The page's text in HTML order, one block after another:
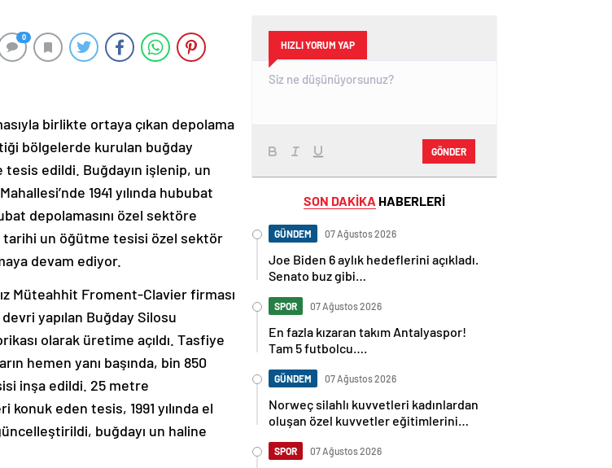
0
birlikte ortaya çıkan depolama
bölgelerde kurulan buğday
tesis edildi. Buğdayın işlenip, un
1941 yılında hububat
depolamasını özel sektöre
tarihi un öğütme tesisi özel sektör
devam ediyor.
Müteahhit Froment-Clavier firması
yapılan Buğday Silosu
olarak üretime açıldı. Tasfiye
hemen yanı başında, bin 850
inşa edildi. 25 metre
eden tesis, 1991 yılında el
buğdayı un haline
HIZLI YORUM YAP
GÖNDER
SON DAKİKA HABERLERİ
GÜNDEM 07 Ağustos 2026
Joe Biden 6 aylık hedeflerini açıkladı.
Senato buz gibi…
SPOR 07 Ağustos 2026
En fazla kızaran takım Antalyaspor!
Tam 5 futbolcu….
GÜNDEM 07 Ağustos 2026
Norweç silahlı kuvvetleri kadınlardan
oluşan özel kuvvetler eğitimlerini
SPOR 07 Ağustos 2026